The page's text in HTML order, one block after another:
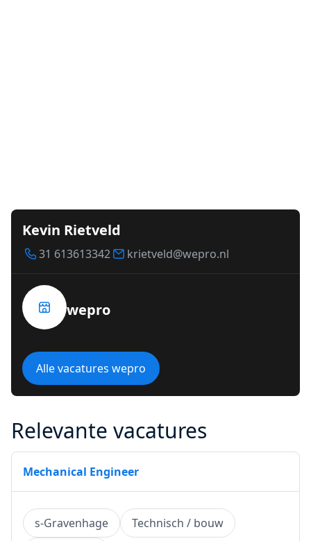
Kevin Rietveld
31 613613342 krietveld@wepro.nl
wepro
Alle vacatures wepro
Relevante vacatures
Mechanical Engineer
s-Gravenhage
Technisch / bouw